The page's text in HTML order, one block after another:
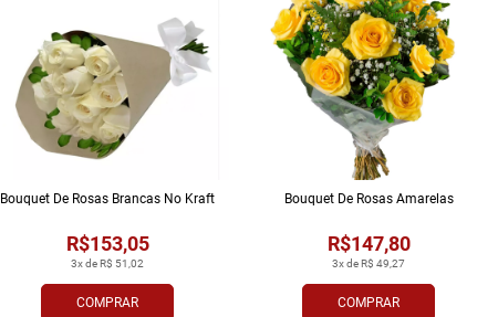
COMPRAR
3x de R$ 51,02
R$153,05
Bouquet De Rosas Brancas No Kraft
COMPRAR
3x de R$ 49,27
R$147,80
Bouquet De Rosas Amarelas